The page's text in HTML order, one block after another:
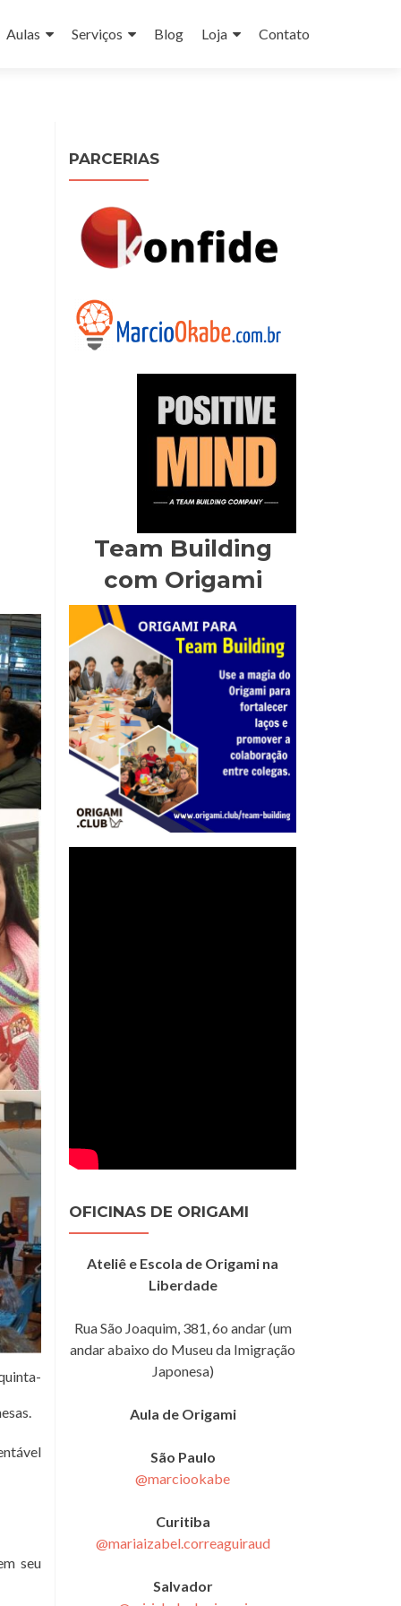
Aulas Serviços Blog Loja Contato
seu
PARCERIAS
Team Building
com Origami
OFICINAS DE ORIGAMI
Ateliê e Escola de Origami na
Liberdade
Rua São Joaquim, 381, 6o andar (um
andar abaixo do Museu da Imigração
Japonesa)
Aula de Origami
São Paulo
@marciookabe
Curitiba
@mariaizabel.correaguiraud
Salvador